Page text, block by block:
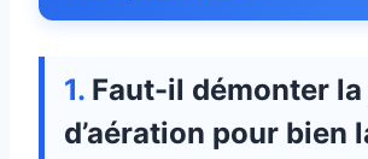
Faut-il démonter
d’aération pour bien